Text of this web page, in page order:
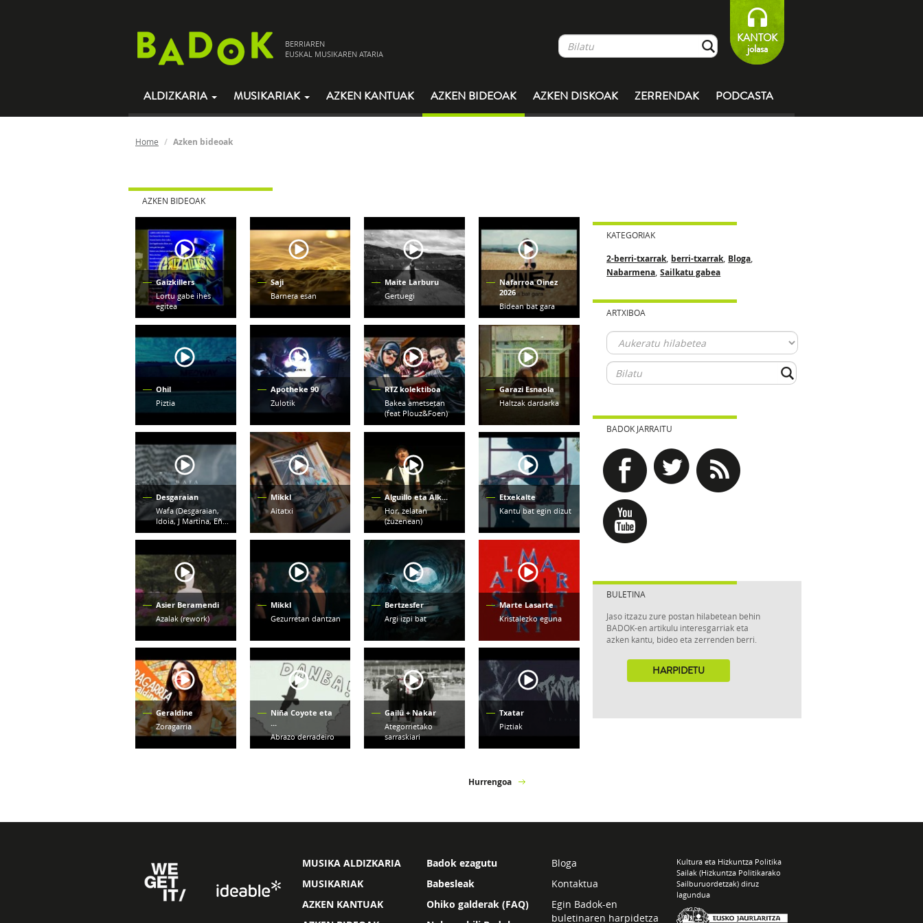
BERRIAREN
EUSKAL MUSIKAREN ATARIA
KANTOK
jolasa
ALDIZKARIA MUSIKARIAK AZKEN KANTUAK AZKEN BIDEOAK AZKEN DISKOAK ZERRENDAK PODCASTA
Home Azken bideoak
AZKEN BIDEOAK
Gaizkillers
Lortu gabe ihes
egitea
Saji
Barnera esan
Maite Larburu
Gertuegi
Nafarroa Oinez
2026
Bidean bat gara
Ohil
Piztia
Apotheke 90
Zulotik
RTZ kolektiboa
Bakea ametsetan
(feat Plouz&Foen)
Garazi Esnaola
Haltzak dardarka
Desgaraian
Wafa (Desgaraian,
Idoia, J Martina, Eñ...
Mikkl
Aitatxi
Alguillo eta Alk...
Hor, zelatan
(zuzenean)
Etxekalte
Kantu bat egin dizut
Asier Beramendi
Azalak (rework)
Mikkl
Gezurretan dantzan
Bertzesfer
Argi izpi bat
Marte Lasarte
Kristalezko eguna
Geraldine
Zoragarria
Niña Coyote eta
...
Abrazo derradeiro
Gailü + Nakar
Ategorrietako
sarraskiari
Txatar
Piztiak
KATEGORIAK
2-berri-txarrak, berri-txarrak, Bloga,
Nabarmena,Sailkatu gabea
ARTXIBOA
BADOK JARRAITU
BULETINA
Jaso itzazu zure postan hilabetean behin
BADOK-en artikulu interesgarriak eta
azken kantu, bideo eta zerrenden berri.
HARPIDETU
Hurrengoa
MUSIKA ALDIZKARIA
MUSIKARIAK
AZKEN KANTUAK
Badok ezagutu
Babesleak
Ohiko galderak (FAQ)
Bloga
Kontaktua
Egin Badok-en
buletinaren harpidetza
Kultura eta Hizkuntza Politika
Sailak (Hizkuntza Politikarako
Sailburuordetzak) diruz
lagundua